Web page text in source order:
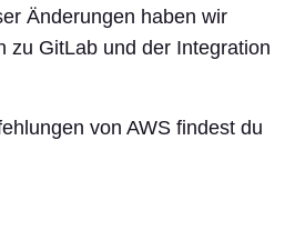
Änderungen haben wir
zu GitLab und der Integration
von AWS findest du